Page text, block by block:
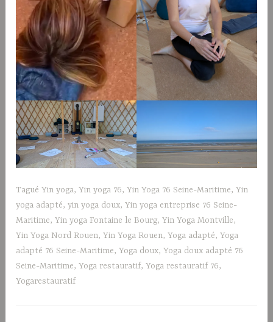
TaguéYin yoga,Yin yoga 76,Yin Yoga 76 Seine-Maritime,Yin
yoga adapté,yin yoga doux,Yin yoga entreprise 76 Seine-
Maritime,Yin yoga Fontaine le Bourg,Yin Yoga Montville,
Yin Yoga Nord Rouen,Yin Yoga Rouen,Yoga adapté,Yoga
adapté 76 Seine-Maritime,Yoga doux,Yoga doux adapté 76
Seine-Maritime,Yoga restauratif,Yoga restauratif 76,
Yogarestauratif